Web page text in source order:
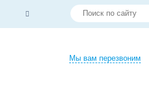
Мы вам перезвоним